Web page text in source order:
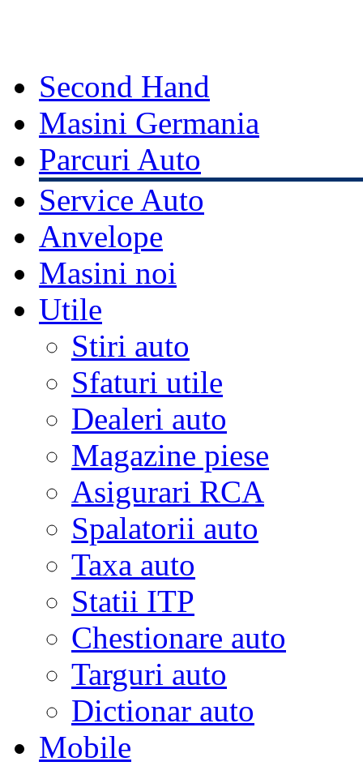
Second Hand
Masini Germania
Parcuri Auto
Service Auto
Anvelope
Masini noi
Utile
Stiri auto
Sfaturi utile
Dealeri auto
Magazine piese
Asigurari RCA
Spalatorii auto
Taxa auto
Statii ITP
Chestionare auto
Targuri auto
Dictionar auto
Mobile